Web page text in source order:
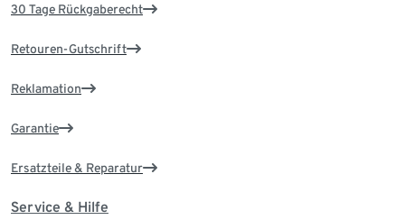
30 Tage Rückgaberecht
Retouren-Gutschrift
Reklamation
Garantie
Ersatzteile & Reparatur
Service & Hilfe